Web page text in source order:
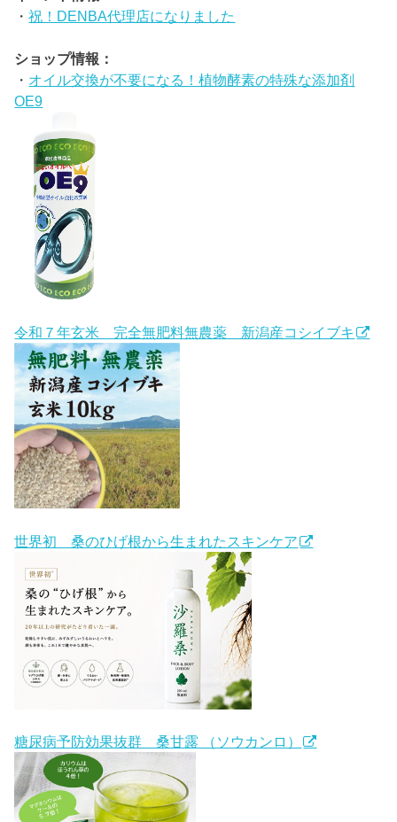
・祝！DENBA代理店になりました
ショップ情報：
・ オイル交換が不要になる！植物酵素の特殊な添加剤
OE9
令和７年玄米 完全無肥料無農薬 新潟産コシイブキ
世界初 桑のひげ根から生まれたスキンケア
糖尿病予防効果抜群 桑甘露 （ソウカンロ）